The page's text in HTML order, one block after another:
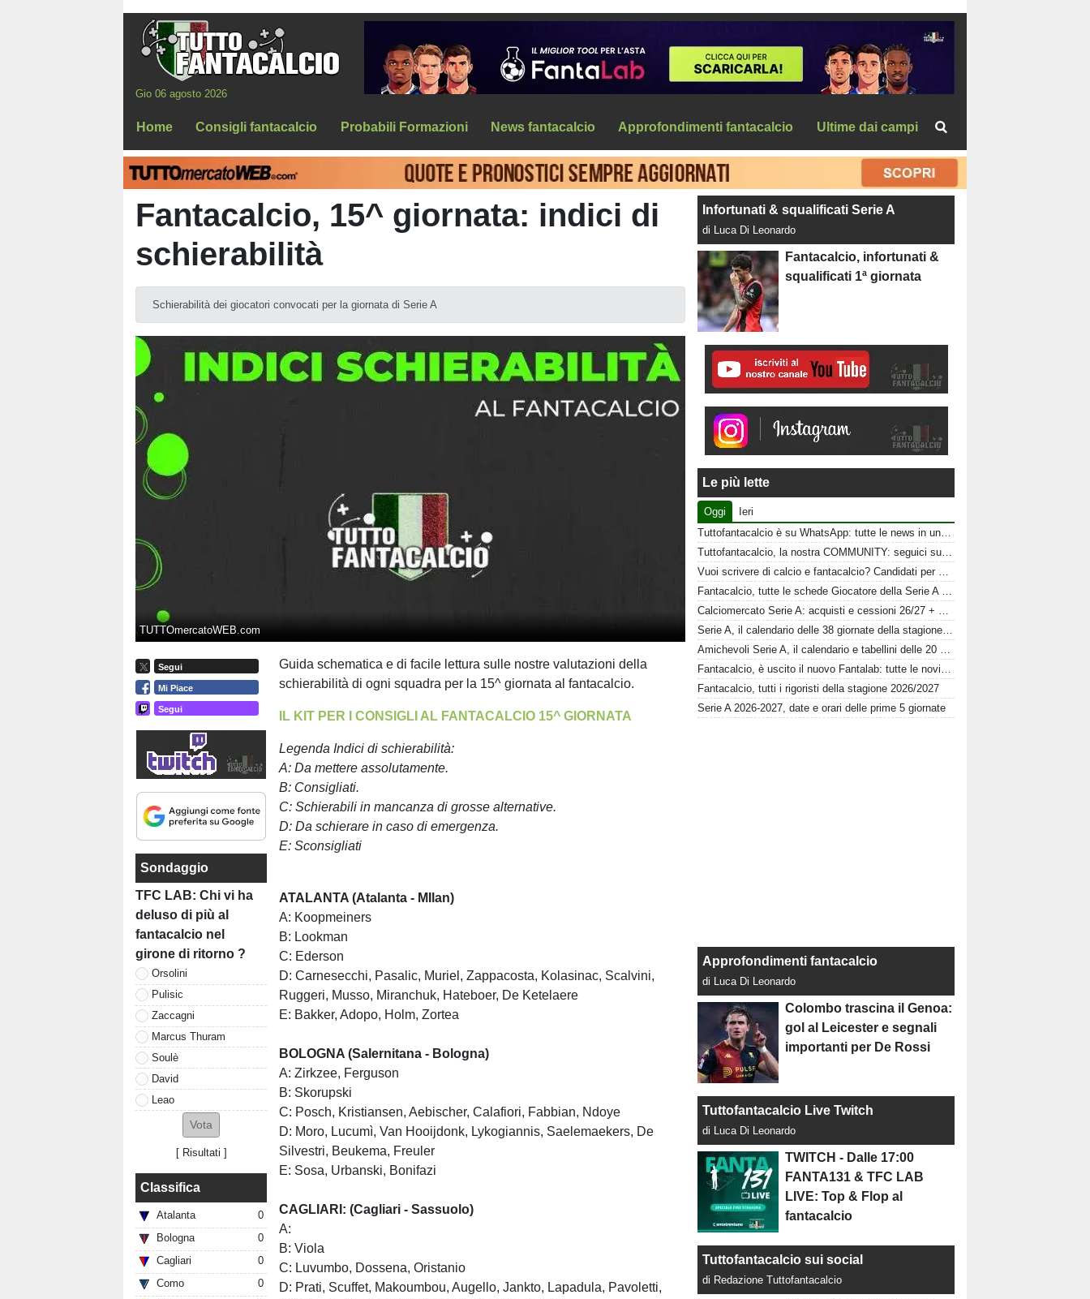
Gio 06 agosto 2026
Home Consigli fantacalcio Probabili Formazioni News fantacalcio Approfondimenti fantacalcio Ultime dai campi
Fantacalcio, 15^ giornata: indici di
schierabilità
Schierabilità dei giocatori convocati per la giornata di Serie A
TUTTOmercatoWEB.com
Segui
Mi Piace
Segui
Sondaggio
TFC LAB: Chi vi ha
deluso di più al
fantacalcio nel
girone di ritorno ?
Orsolini
Pulisic
Zaccagni
Marcus Thuram
Soulè
David
Leao
[ Risultati ]
Classifica
Atalanta
0
Bologna
0
Cagliari
0
Como
0
Guida schematica e di facile lettura sulle nostre valutazioni della
schierabilità di ogni squadra per la 15^ giornata al fantacalcio.
IL KIT PER I CONSIGLI AL FANTACALCIO 15^ GIORNATA
Legenda Indici di schierabilità:
A: Da mettere assolutamente.
B: Consigliati.
C: Schierabili in mancanza di grosse alternative.
D: Da schierare in caso di emergenza.
E: Sconsigliati
ATALANTA (Atalanta - MIlan)
A: Koopmeiners
B: Lookman
C: Ederson
D: Carnesecchi, Pasalic, Muriel, Zappacosta, Kolasinac, Scalvini,
Ruggeri, Musso, Miranchuk, Hateboer, De Ketelaere
E: Bakker, Adopo, Holm, Zortea
BOLOGNA (Salernitana - Bologna)
A: Zirkzee, Ferguson
B: Skorupski
C: Posch, Kristiansen, Aebischer, Calafiori, Fabbian, Ndoye
D: Moro, Lucumì, Van Hooijdonk, Lykogiannis, Saelemaekers, De
Silvestri, Beukema, Freuler
E: Sosa, Urbanski, Bonifazi
CAGLIARI: (Cagliari - Sassuolo)
A:
B: Viola
C: Luvumbo, Dossena, Oristanio
D: Prati, Scuffet, Makoumbou, Augello, Jankto, Lapadula, Pavoletti,
Infortunati & squalificati Serie A
di Luca Di Leonardo
Fantacalcio, infortunati &
squalificati 1ª giornata
Le più lette
Oggi
Ieri
Tuttofantacalcio è su WhatsApp: tutte le news in un click
Tuttofantacalcio, la nostra COMMUNITY: seguici sui nostri canali social
Vuoi scrivere di calcio e fantacalcio? Candidati per Tuttofantacalcio
Fantacalcio, tutte le schede Giocatore della Serie A 26-27
Calciomercato Serie A: acquisti e cessioni 26/27 + schede al fantacalcio
Serie A, il calendario delle 38 giornate della stagione 2026-2027
Amichevoli Serie A, il calendario e tabellini delle 20 squadre
Fantacalcio, è uscito il nuovo Fantalab: tutte le novità 2026-2027
Fantacalcio, tutti i rigoristi della stagione 2026/2027
Serie A 2026-2027, date e orari delle prime 5 giornate
Approfondimenti fantacalcio
di Luca Di Leonardo
Colombo trascina il Genoa:
gol al Leicester e segnali
importanti per De Rossi
Tuttofantacalcio Live Twitch
di Luca Di Leonardo
TWITCH - Dalle 17:00
FANTA131 & TFC LAB
LIVE: Top & Flop al
fantacalcio
Tuttofantacalcio sui social
di Redazione Tuttofantacalcio